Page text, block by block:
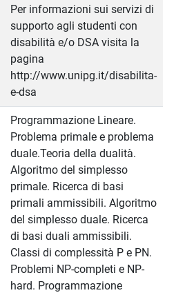
Per informazioni sui servizi di
supporto agli studenti con
disabilità e/o DSA visita la
pagina
http://www.unipg.it/disabilita-
e-dsa
Programmazione Lineare.
Problema primale e problema
duale.Teoria della dualità.
Algoritmo del simplesso
primale. Ricerca di basi
primali ammissibili. Algoritmo
del simplesso duale. Ricerca
di basi duali ammissibili.
Classi di complessità P e PN.
Problemi NP-completi e NP-
hard. Programmazione